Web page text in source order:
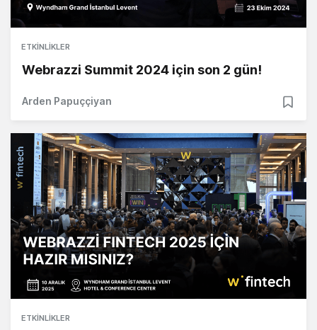
ETKINLIKLER
Webrazzi Summit 2024 için son 2 gün!
Arden Papuççiyan
ETKINLIKLER